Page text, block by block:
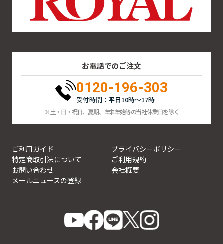
お電話でのご注文
0120-196-303
受付時間：平日10時～17時
※ 土・日・祝日、夏期、年末年始等の当社休業日を除く
ご利用ガイド
プライバシーポリシー
特定商取引法について
ご利用規約
お問い合わせ
会社概要
メールニュースの登録